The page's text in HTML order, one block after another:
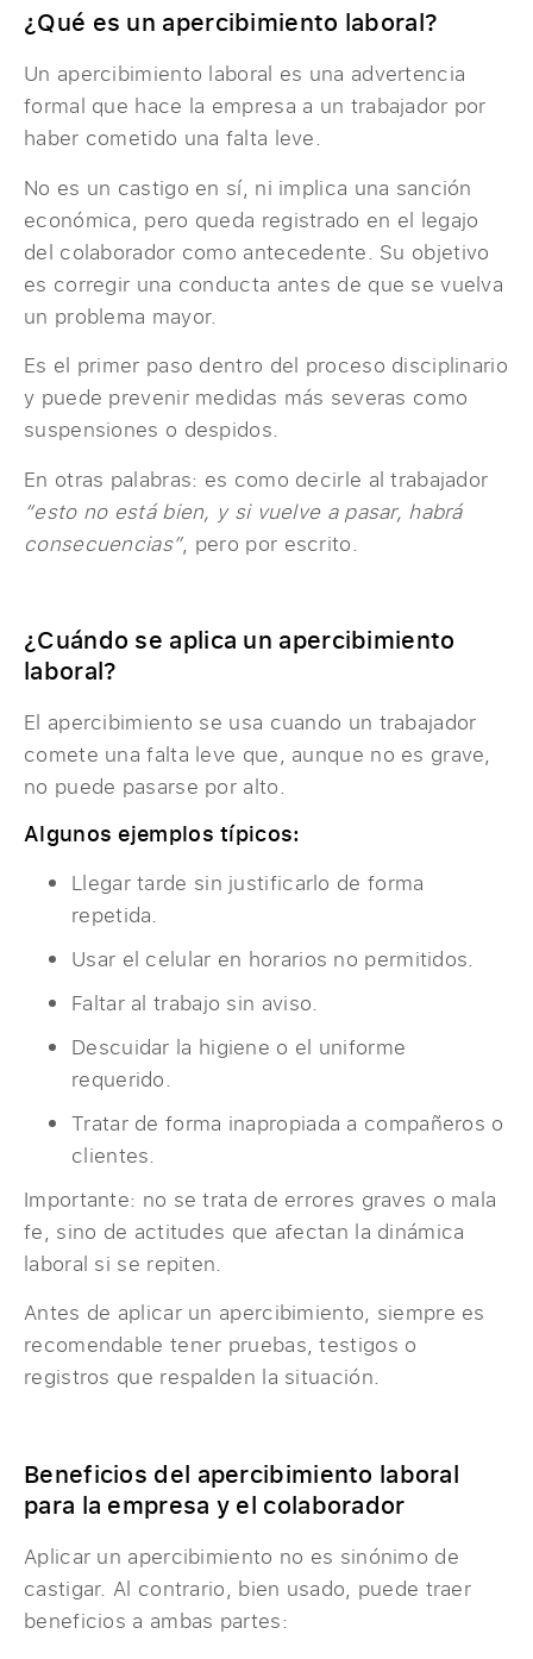
¿Qué es un apercibimiento laboral?
Un apercibimiento laboral es una advertencia
formal que hace la empresa a un trabajador por
haber cometido una falta leve.
No es un castigo en sí, ni implica una sanción
económica, pero queda registrado en el legajo
del colaborador como antecedente. Su objetivo
es corregir una conducta antes de que se vuelva
un problema mayor.
Es el primer paso dentro del proceso disciplinario
y puede prevenir medidas más severas como
suspensiones o despidos.
En otras palabras: es como decirle al trabajador
“esto no está bien, y si vuelve a pasar, habrá
consecuencias”, pero por escrito.
¿Cuándo se aplica un apercibimiento
laboral?
El apercibimiento se usa cuando un trabajador
comete una falta leve que, aunque no es grave,
no puede pasarse por alto.
Algunos ejemplos típicos:
Llegar tarde sin justificarlo de forma
repetida.
Usar el celular en horarios no permitidos.
Faltar al trabajo sin aviso.
Descuidar la higiene o el uniforme
requerido.
Tratar de forma inapropiada a compañeros o
clientes.
Importante: no se trata de errores graves o mala
fe, sino de actitudes que afectan la dinámica
laboral si se repiten.
Antes de aplicar un apercibimiento, siempre es
recomendable tener pruebas, testigos o
registros que respalden la situación.
Beneficios del apercibimiento laboral
para la empresa y el colaborador
Aplicar un apercibimiento no es sinónimo de
castigar. Al contrario, bien usado, puede traer
beneficios a ambas partes: